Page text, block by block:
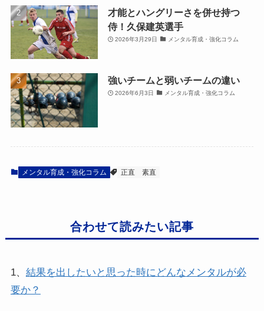
才能とハングリーさを併せ持つ
侍！久保建英選手
2026年3月29日 メンタル育成・強化コラム
強いチームと弱いチームの違い
2026年6月3日 メンタル育成・強化コラム
メンタル育成・強化コラム 正直 素直
合わせて読みたい記事
1、 結果を出したいと思った時にどんなメンタルが必
要か？